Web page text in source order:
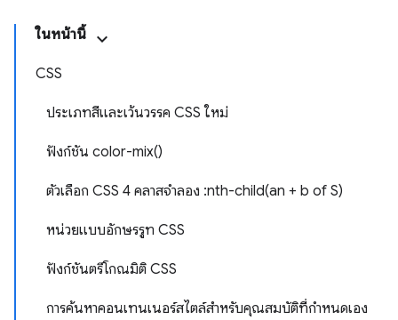
ในหน้านี้
CSS
ประเภทสีและเว้นวรรค CSS ใหม่
ฟังก์ชัน color-mix()
ตัวเลือก CSS 4 คลาสจำลอง :nth-child(an + b of S)
หน่วยแบบอักษรรูท CSS
ฟังก์ชันตรีโกณมิติ CSS
การค้นหาคอนเทนเนอร์สไตล์สำหรับคุณสมบัติที่กำหนดเอง